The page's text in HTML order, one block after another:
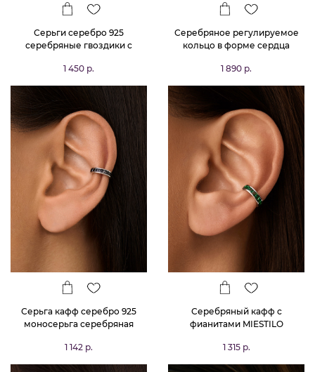
Серьги серебро 925
серебряные гвоздики с
1 450 р.
Серебряное регулируемое
кольцо в форме сердца
1 890 р.
Серьга кафф серебро 925
моносерьга серебряная
1 142 р.
Серебряный кафф с
фианитами MIESTILO
1 315 р.